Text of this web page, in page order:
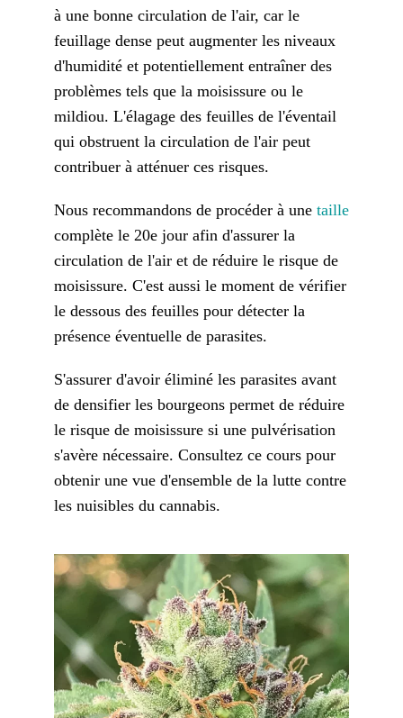
à une bonne circulation de l'air, car le
feuillage dense peut augmenter les niveaux
d'humidité et potentiellement entraîner des
problèmes tels que la moisissure ou le
mildiou. L'élagage des feuilles de l'éventail
qui obstruent la circulation de l'air peut
contribuer à atténuer ces risques.
Nous recommandons de procéder à une taille
complète le 20e jour afin d'assurer la
circulation de l'air et de réduire le risque de
moisissure. C'est aussi le moment de vérifier
le dessous des feuilles pour détecter la
présence éventuelle de parasites.
S'assurer d'avoir éliminé les parasites avant
de densifier les bourgeons permet de réduire
le risque de moisissure si une pulvérisation
s'avère nécessaire. Consultez ce cours pour
obtenir une vue d'ensemble de la lutte contre
les nuisibles du cannabis.